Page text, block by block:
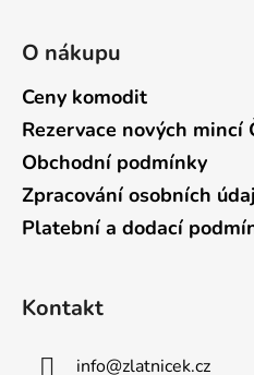
O nákupu
Ceny komodit
Rezervace nových mincí
Obchodní podmínky
Zpracování osobních
Platební a dodací
Kontakt
info@zlatnicek.cz